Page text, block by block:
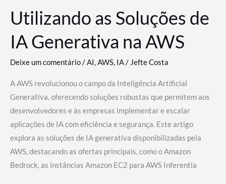
Utilizando as Soluções de
IA Generativa na AWS
Deixe um comentário/AI,AWS, IA/Jefte Costa
A AWS revolucionou o campo da Inteligência Artificial
Generativa, oferecendo soluções robustas que permitem aos
desenvolvedores e às empresas implementar e escalar
aplicações de IA com eficiência e segurança. Este artigo
explora as soluções de IA generativa disponibilizadas pela
AWS, destacando as ofertas principais, como o Amazon
Bedrock, as instâncias Amazon EC2 para AWS Inferentia